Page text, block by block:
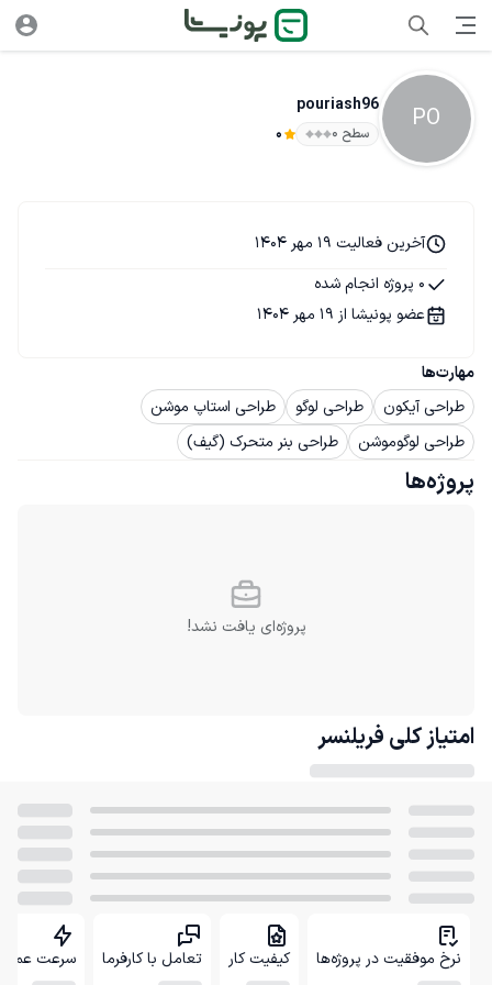
PO
pouriash96
سطح ۰ 0
مهارت‌ها
طراحی آیکون
طراحی لوگو
طراحی استاپ موشن
طراحی لوگوموشن
طراحی بنر متحرک (گیف)
آخرین فعالیت 19 مهر 1404
0 پروژه انجام شده
عضو پونیشا از 19 مهر 1404
پروژه‌ها
پروژه‌ای یافت نشد!
امتیاز کلی فریلنسر
نرخ موفقیت در پروژه‌ها کیفیت کار تعامل با کارفرما سرعت عمل